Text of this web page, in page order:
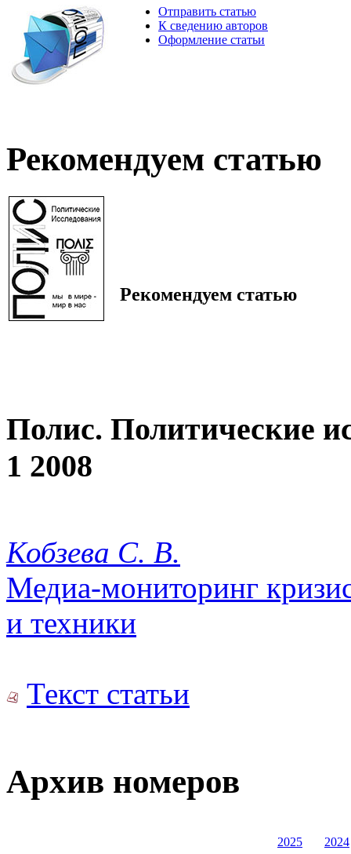
Отправить статью
К сведению авторов
Оформление статьи
Рекомендуем статью
Рекомендуем статью
Полис. Политические
1 2008
Кобзева С. В.
Медиа-мониторинг
и техники
Текст статьи
Архив номеров
2025
2024